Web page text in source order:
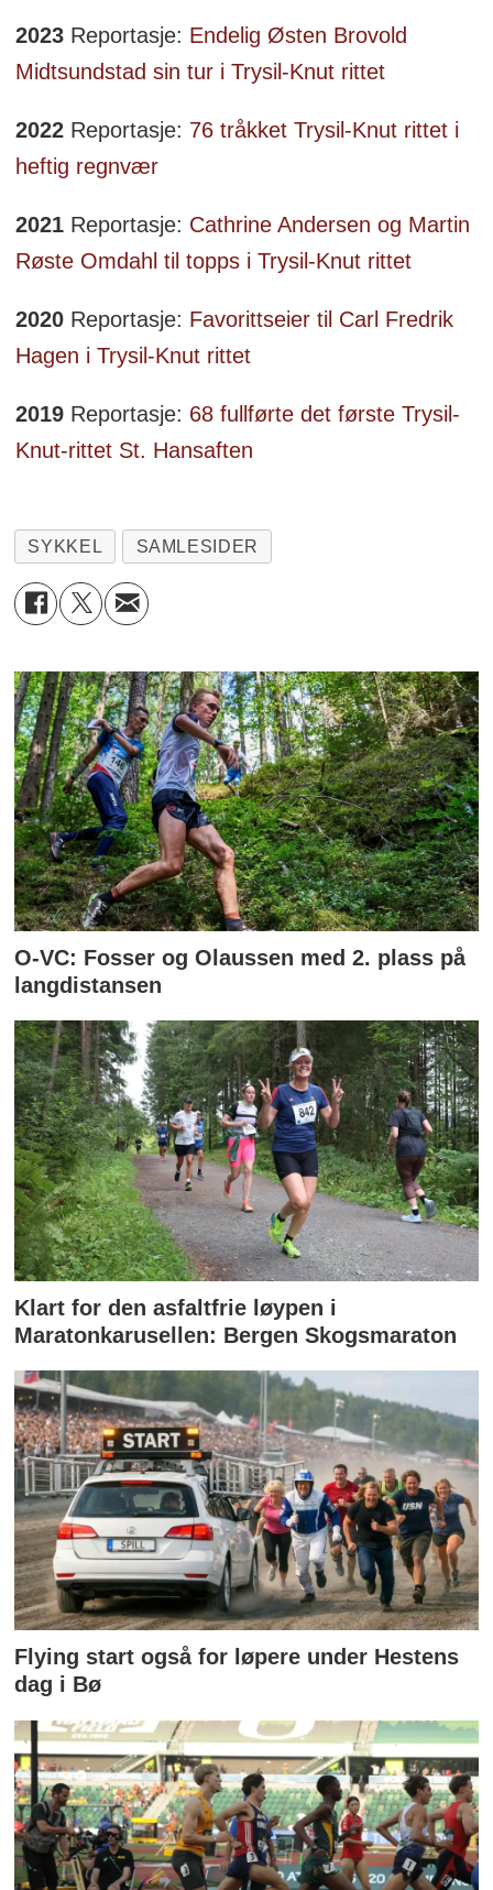
2023 Reportasje: Endelig Østen Brovold
Midtsundstad sin tur i Trysil-Knut rittet
2022Reportasje: 76 tråkket Trysil-Knut rittet i
heftig regnvær
2021Reportasje: Cathrine Andersen og Martin
Røste Omdahl til topps i Trysil-Knut rittet
2020Reportasje: Favorittseier til Carl Fredrik
Hagen i Trysil-Knut rittet
2019Reportasje: 68 fullførte det første Trysil-
Knut-rittet St. Hansaften
SYKKEL SAMLESIDER
O-VC: Fosser og Olaussen med 2. plass på
langdistansen
Klart for den asfaltfrie løypen i
Maratonkarusellen: Bergen Skogsmaraton
Flying start også for løpere under Hestens
dag i Bø